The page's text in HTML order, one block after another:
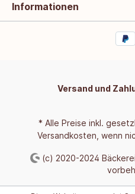
Informationen
Versand und
* Alle Preise inkl.
Versandkosten , wenn
(c) 2020-2024